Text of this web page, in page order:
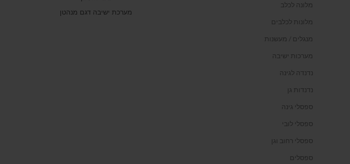
מלונה לכלב
מלונות לכלבים
מנגלים / מעשנות
מערכות ישיבה
נדנדה לגינה
נדנדות גן
ספסלי גינה
ספסלי לובי
ספסלי רחוב וגן
ספסלים
מערכת ישיבה דגם מנהטן